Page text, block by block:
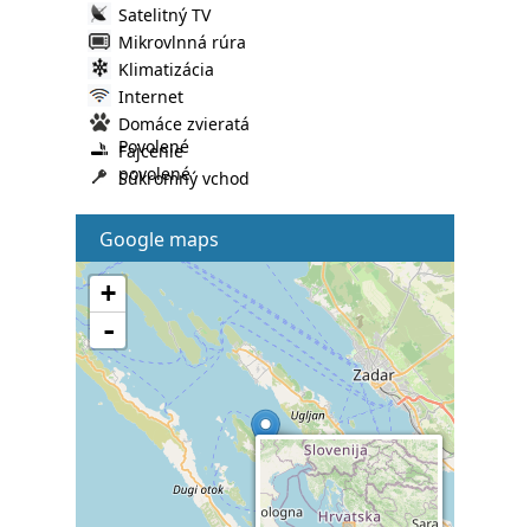
Satelitný TV
Mikrovlnná rúra
Klimatizácia
Internet
Domáce zvieratá
Povolené
Fajcenie
povolené
Súkromný vchod
Google maps